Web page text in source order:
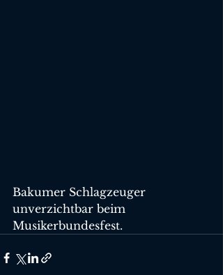
Bakumer Schlagzeuger
unverzichtbar beim
Musikerbundesfest.